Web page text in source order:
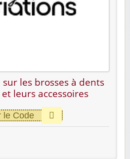
les brosses à dents
leurs accessoires
le Code